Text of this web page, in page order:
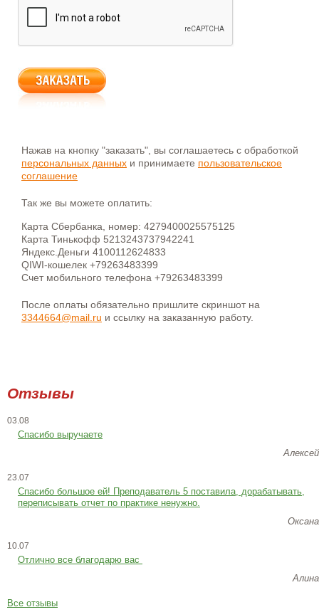
Нажав на кнопку "заказать", вы соглашаетесь с обработкой
персональных данных и принимаете пользовательское
соглашение
Так же вы можете оплатить:
Карта Сбербанка, номер: 4279400025575125
Карта Тинькофф 5213243737942241
Яндекс.Деньги 4100112624833
QIWI-кошелек +79263483399
Счет мобильного телефона +79263483399
После оплаты обязательно пришлите скриншот на
3344664@mail.ru и ссылку на заказанную работу.
Отзывы
03.08
Спасибо выручаете
Алексей
23.07
Cпасибо большое ей! Преподаватель 5 поставила, дорабатывать,
переписывать отчет по практике ненужно.
Оксана
10.07
Отлично все благодарю вас
Алина
Все отзывы